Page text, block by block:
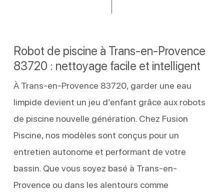
Robot de piscine à Trans-en-Provence
83720 : nettoyage facile et intelligent
À Trans-en-Provence 83720, garder une eau
limpide devient un jeu d’enfant grâce aux robots
de piscine nouvelle génération. Chez Fusion
Piscine, nos modèles sont conçus pour un
entretien autonome et performant de votre
bassin. Que vous soyez basé à Trans-en-
Provence ou dans les alentours comme